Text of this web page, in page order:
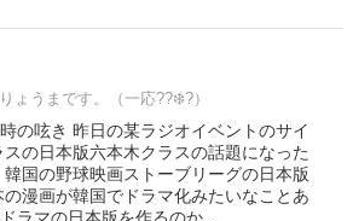
りょうまです。（一応??‍❄️?）
の呟き 昨日の某ラジオイベントのサイ
の日本版六本木クラスの話題になった
国の野球映画ストーブリーグの日本版
漫画が韓国でドラマ化みたいなことあ
ラマの日本版を作るのか…